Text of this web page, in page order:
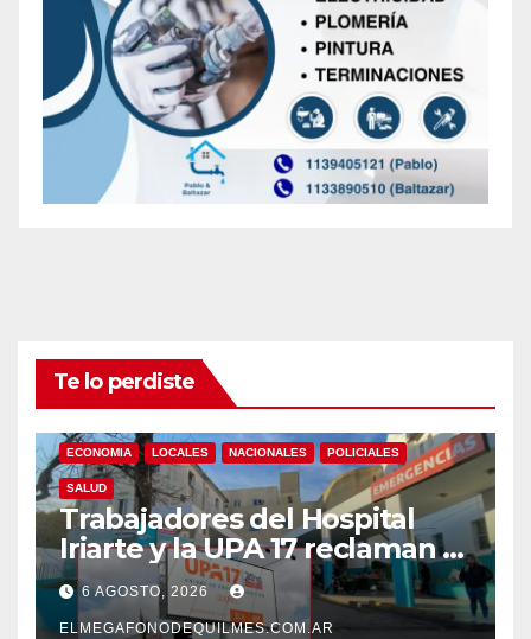
Te lo perdiste
ECONOMIA LOCALES NACIONALES POLICIALES
SALUD
Trabajadores del Hospital
Iriarte y la UPA 17 reclaman el
pase a planta de becarios y
mejoras laborales
6 AGOSTO, 2026
ELMEGAFONODEQUILMES.COM.AR